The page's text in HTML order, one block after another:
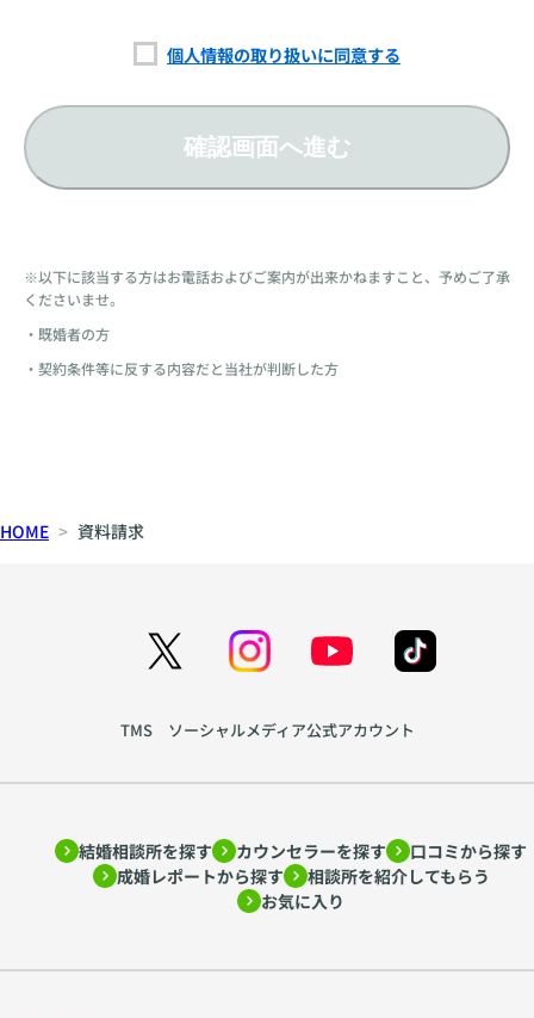
個人情報の取り扱いに同意する
確認画面へ進む
※以下に該当する方はお電話およびご案内が出来かねますこと、予めご了承
くださいませ。
・既婚者の方
・契約条件等に反する内容だと当社が判断した方
HOME 資料請求
TMS ソーシャルメディア公式アカウント
結婚相談所を探す カウンセラーを探す
口コミから探す
成婚レポートから探す
相談所を紹介してもらう
お気に入り